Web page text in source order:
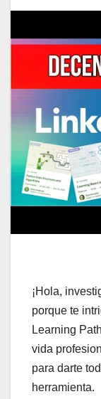
¡Hola,
porque te
Learning
vida
para darte
herramienta.